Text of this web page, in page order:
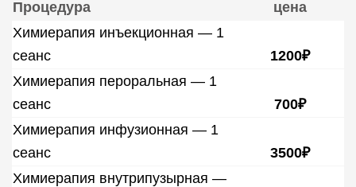
Процедура
цена
Химиерапия инъекционная — 1
сеанс
1200₽
Химиерапия пероральная — 1
сеанс
700₽
Химиерапия инфузионная — 1
сеанс
3500₽
Химиерапия внутрипузырная —